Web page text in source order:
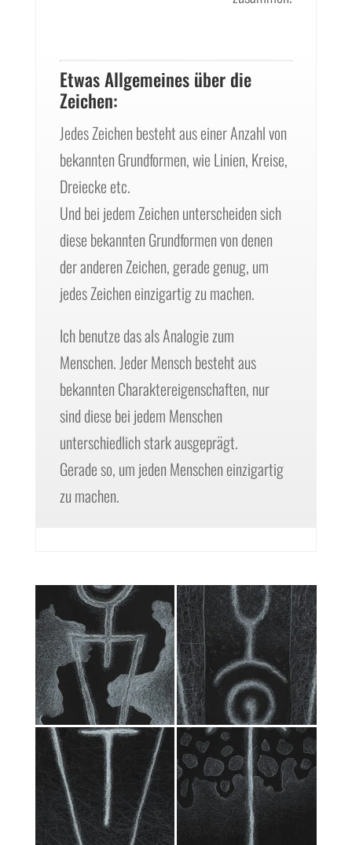
Etwas Allgemeines über die
Zeichen:
Jedes Zeichen besteht aus einer Anzahl von
bekannten Grundformen, wie Linien, Kreise,
Dreiecke etc.
Und bei jedem Zeichen unterscheiden sich
diese bekannten Grundformen von denen
der anderen Zeichen, gerade genug, um
jedes Zeichen einzigartig zu machen.
Ich benutze das als Analogie zum
Menschen. Jeder Mensch besteht aus
bekannten Charaktereigenschaften, nur
sind diese bei jedem Menschen
unterschiedlich stark ausgeprägt.
Gerade so, um jeden Menschen einzigartig
zu machen.